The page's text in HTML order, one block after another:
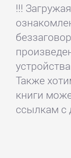
!!!
Также
книги
ссылкам с